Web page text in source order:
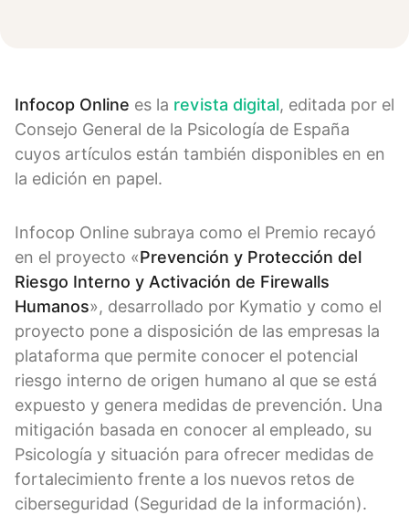
Infocop Online es la revista digital, editada por el
Consejo General de la Psicología de España
cuyos artículos están también disponibles en en
la edición en papel.
Infocop Online subraya como el Premio recayó
en el proyecto «Prevención y Protección del
Riesgo Interno y Activación de Firewalls
Humanos», desarrollado por Kymatio y como el
proyecto pone a disposición de las empresas la
plataforma que permite conocer el potencial
riesgo interno de origen humano al que se está
expuesto y genera medidas de prevención. Una
mitigación basada en conocer al empleado, su
Psicología y situación para ofrecer medidas de
fortalecimiento frente a los nuevos retos de
ciberseguridad (Seguridad de la información).